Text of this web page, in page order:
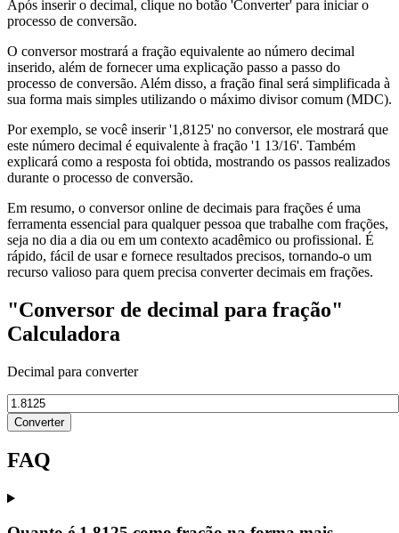
Após inserir o decimal, clique no botão 'Converter' para iniciar o
processo de conversão.
O conversor mostrará a fração equivalente ao número decimal
inserido, além de fornecer uma explicação passo a passo do
processo de conversão. Além disso, a fração final será simplificada à
sua forma mais simples utilizando o máximo divisor comum (MDC).
Por exemplo, se você inserir '1,8125' no conversor, ele mostrará que
este número decimal é equivalente à fração '1 13/16'. Também
explicará como a resposta foi obtida, mostrando os passos realizados
durante o processo de conversão.
Em resumo, o conversor online de decimais para frações é uma
ferramenta essencial para qualquer pessoa que trabalhe com frações,
seja no dia a dia ou em um contexto acadêmico ou profissional. É
rápido, fácil de usar e fornece resultados precisos, tornando-o um
recurso valioso para quem precisa converter decimais em frações.
"Conversor de decimal para fração"
Calculadora
Decimal para converter
Converter
FAQ